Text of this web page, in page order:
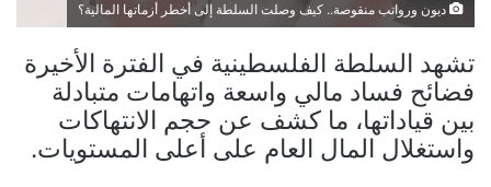
ديون ورواتب منقوصة.. كيف وصلت السلطة إلى أخطر أزماتها المالية؟
تشهد السلطة الفلسطينية في الفترة الأخيرة
فضائح فساد مالي واسعة واتهامات متبادلة
بين قياداتها، ما كشف عن حجم الانتهاكات
واستغلال المال العام على أعلى المستويات.